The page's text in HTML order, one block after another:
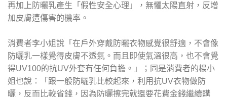
再加上防曬乳產生「假性安全心理」，無懼太陽直射，反增
加皮膚遭傷害的機率。
消費者李小姐說「在戶外穿戴防曬衣物感覺很舒適，不會像
防曬乳一樣覺得皮膚不透氣。而且即使氣溫很高，也不會覺
得UV100的抗UV外套有任何負擔。」；同是消費者的楊小
姐也說：「跟一般防曬乳比較起來，利用抗UV衣物做防
曬，反而比較省錢，因為防曬擦完就還要花費金錢繼續購